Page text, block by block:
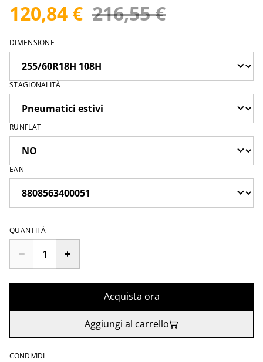
120,84 € 216,55 €
DIMENSIONE
STAGIONALITÀ
RUNFLAT
EAN
QUANTITÀ
Acquista ora
Aggiungi al carrello
CONDIVIDI